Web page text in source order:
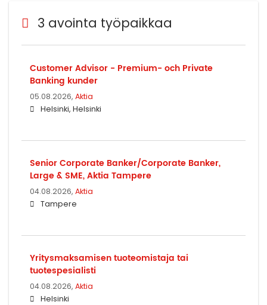
3 avointa työpaikkaa
Customer Advisor - Premium- och Private
Banking kunder
05.08.2026, Aktia
Helsinki, Helsinki
Senior Corporate Banker/Corporate Banker,
Large & SME, Aktia Tampere
04.08.2026, Aktia
Tampere
Yritysmaksamisen tuoteomistaja tai
tuotespesialisti
04.08.2026, Aktia
Helsinki